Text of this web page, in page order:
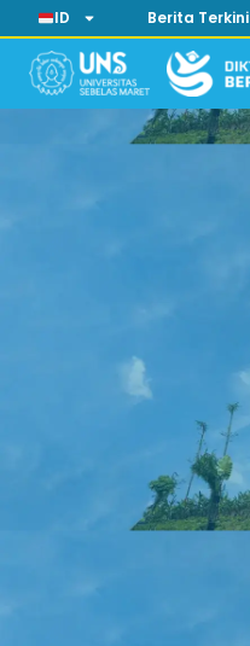
ID Berita Terkini